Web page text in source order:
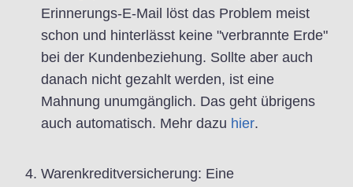
Erinnerungs-E-Mail löst das Problem meist
schon und hinterlässt keine "verbrannte Erde"
bei der Kundenbeziehung. Sollte aber auch
danach nicht gezahlt werden, ist eine
Mahnung unumgänglich. Das geht übrigens
auch automatisch. Mehr dazu hier.
Warenkreditversicherung: Eine